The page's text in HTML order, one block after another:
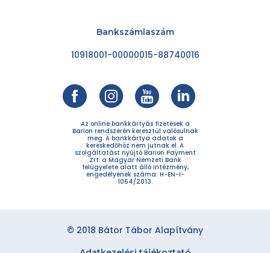
Bankszámlaszám
10918001-00000015-88740016
Az online bankkártyás fizetések a
Barion rendszerén keresztül valósulnak
meg. A bankkártya adatok a
kereskedőhöz nem jutnak el. A
szolgáltatást nyújtó Barion Payment
Zrt. a Magyar Nemzeti Bank
felügyelete alatt álló intézmény,
engedélyének száma: H-EN-I-
1064/2013.
© 2018 Bátor Tábor Alapítvány